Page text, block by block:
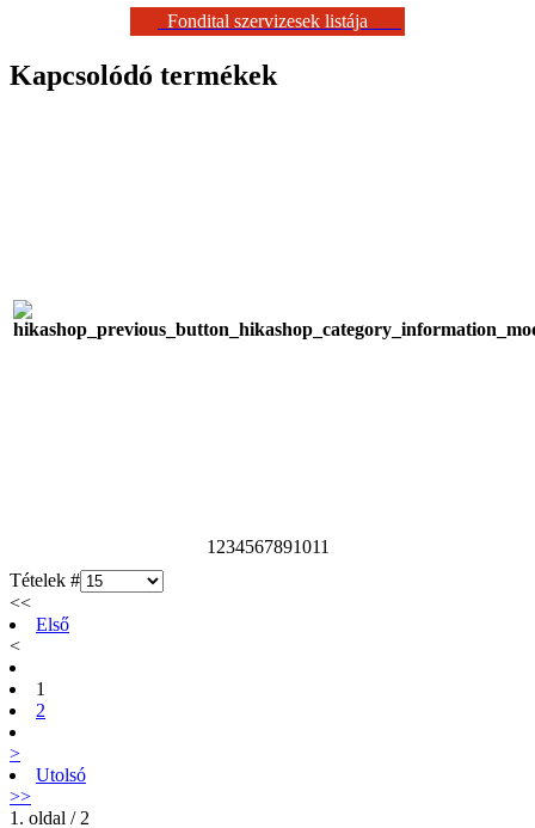
Fondital szervizesek listája
Kapcsolódó termékek
1 234567891011
Tételek #
<<
Első
<
1
2
>
Utolsó
>>
1. oldal / 2